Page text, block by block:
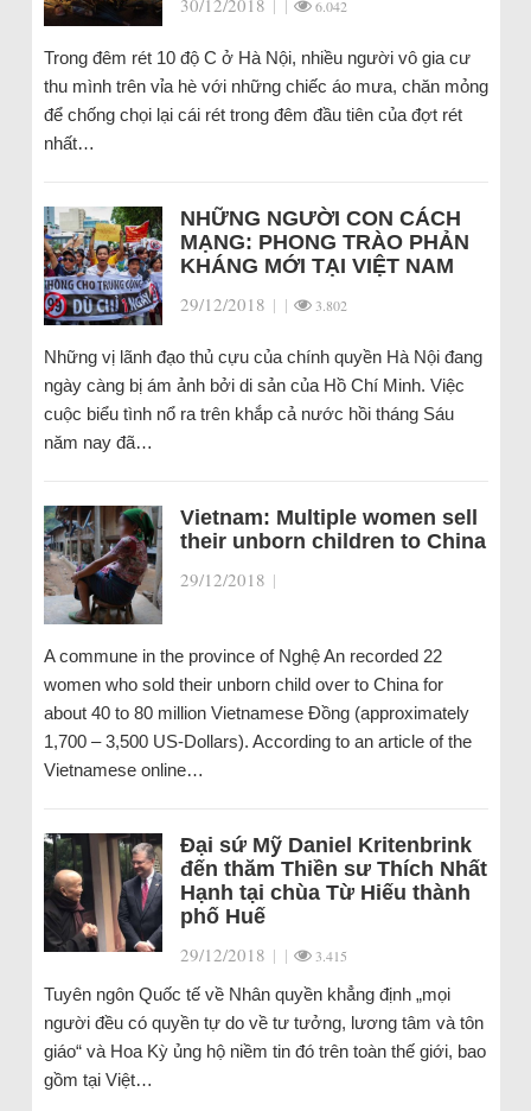
30/12/2018 | | 6.042
Trong đêm rét 10 độ C ở Hà Nội, nhiều người vô gia cư
thu mình trên vỉa hè với những chiếc áo mưa, chăn mỏng
để chống chọi lại cái rét trong đêm đầu tiên của đợt rét
nhất…
NHỮNG NGƯỜI CON CÁCH
MẠNG: PHONG TRÀO PHẢN
KHÁNG MỚI TẠI VIỆT NAM
29/12/2018 | | 3.802
Những vị lãnh đạo thủ cựu của chính quyền Hà Nội đang
ngày càng bị ám ảnh bởi di sản của Hồ Chí Minh. Việc
cuộc biểu tình nổ ra trên khắp cả nước hồi tháng Sáu
năm nay đã…
Vietnam: Multiple women sell
their unborn children to China
29/12/2018 |
A commune in the province of Nghệ An recorded 22
women who sold their unborn child over to China for
about 40 to 80 million Vietnamese Đồng (approximately
1,700 – 3,500 US-Dollars). According to an article of the
Vietnamese online…
Đại sứ Mỹ Daniel Kritenbrink
đến thăm Thiền sư Thích Nhất
Hạnh tại chùa Từ Hiếu thành
phố Huế
29/12/2018 | | 3.415
Tuyên ngôn Quốc tế về Nhân quyền khẳng định „mọi
người đều có quyền tự do về tư tưởng, lương tâm và tôn
giáo“ và Hoa Kỳ ủng hộ niềm tin đó trên toàn thế giới, bao
gồm tại Việt…